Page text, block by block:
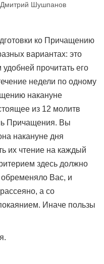
Шушпанов
ко Причащению
вариантах: это
удобней прочитать его
недели по одному
накануне
из 12 молитв
Причащения. Вы
накануне дня
их чтение на каждый
здесь должно
Вас, и
а со
Иначе пользы